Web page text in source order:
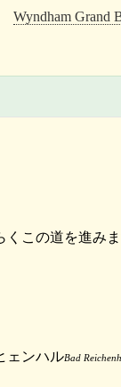
Wyndham Grand
くこの道を進みま
ェンハルBad